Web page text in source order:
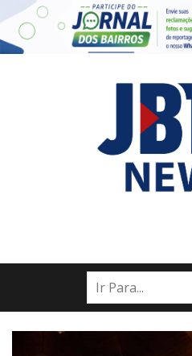
INÍCIO
NOTÍCIAS
JORNAIS